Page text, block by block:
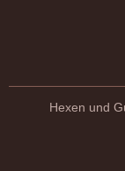
Hexen und